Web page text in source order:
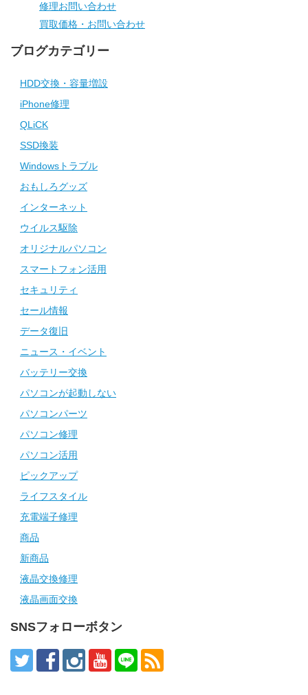
修理お問い合わせ
買取価格・お問い合わせ
ブログカテゴリー
HDD交換・容量増設
iPhone修理
QLiCK
SSD換装
Windowsトラブル
おもしろグッズ
インターネット
ウイルス駆除
オリジナルパソコン
スマートフォン活用
セキュリティ
セール情報
データ復旧
ニュース・イベント
バッテリー交換
パソコンが起動しない
パソコンパーツ
パソコン修理
パソコン活用
ピックアップ
ライフスタイル
充電端子修理
商品
新商品
液晶交換修理
液晶画面交換
SNSフォローボタン